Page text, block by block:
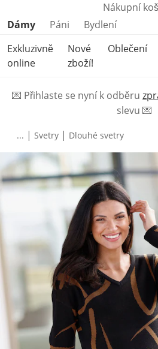
Nákupní
Přeskočit kategorie produktů
Dámy Páni
Bydlení
Exkluzivně
online
Nové
zboží!
Oblečení
💌 Přihlaste se nyní k odběru
slevu 💌
... | Svetry | Dlouhé svetry